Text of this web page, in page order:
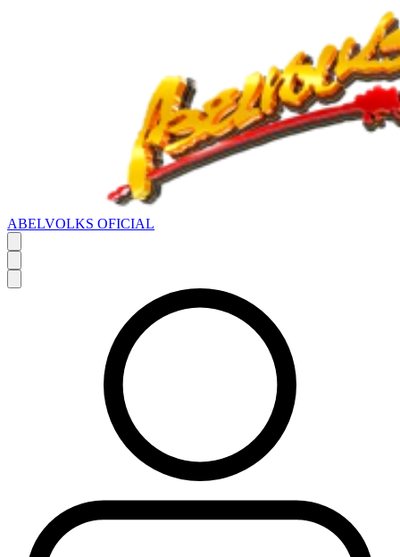
ABELVOLKS OFICIAL